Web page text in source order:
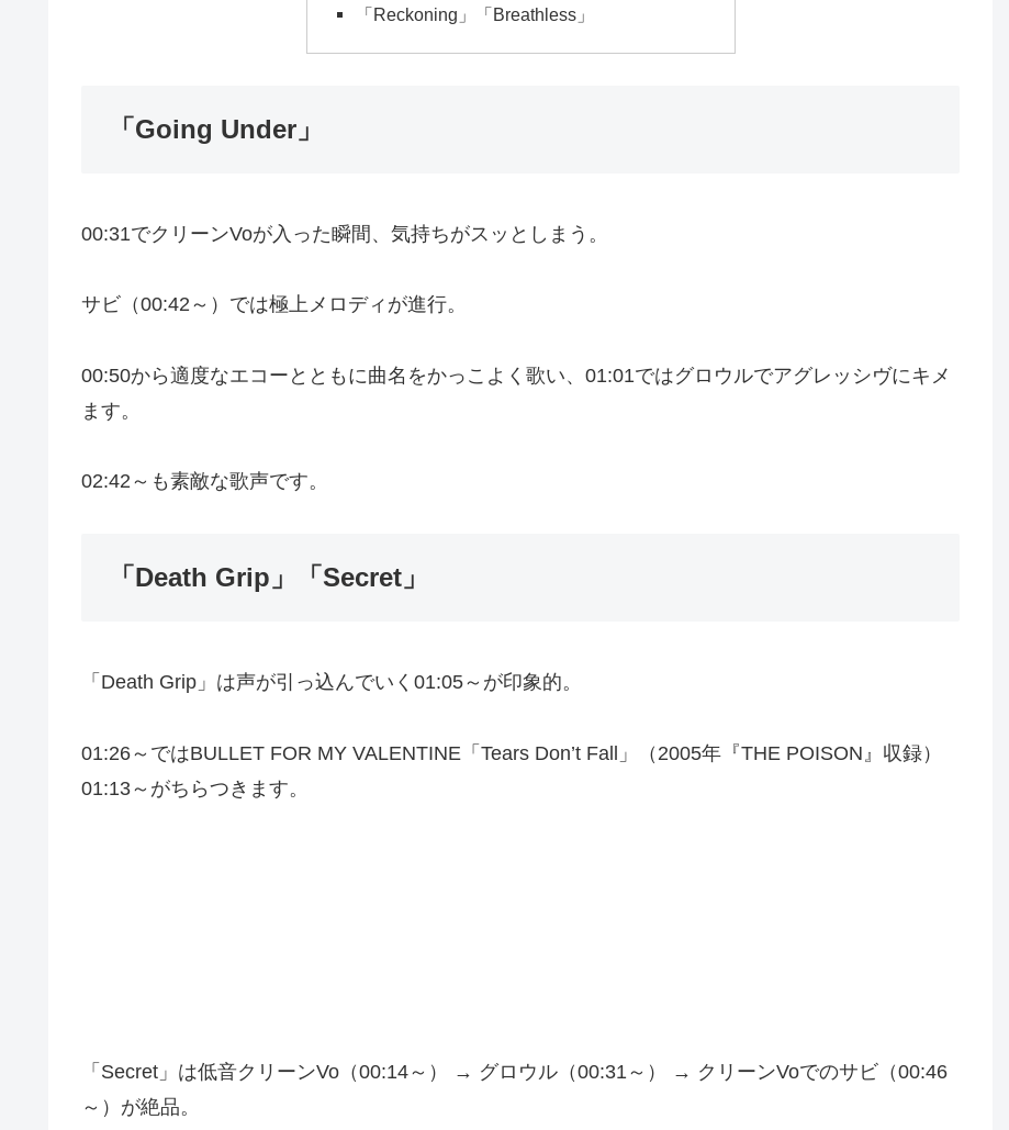
「Reckoning」「Breathless」
「Going Under」
00:31でクリーンVoが入った瞬間、気持ちがスッとしまう。
サビ（00:42～）では極上メロディが進行。
00:50から適度なエコーとともに曲名をかっこよく歌い、01:01ではグロウルでアグレッシヴにキメ
ます。
02:42～も素敵な歌声です。
「Death Grip」「Secret」
「Death Grip」は声が引っ込んでいく01:05～が印象的。
01:26～ではBULLET FOR MY VALENTINE「Tears Don’t Fall」（2005年『THE POISON』収録）
01:13～がちらつきます。
「Secret」は低音クリーンVo（00:14～） → グロウル（00:31～） → クリーンVoでのサビ（00:46
～）が絶品。